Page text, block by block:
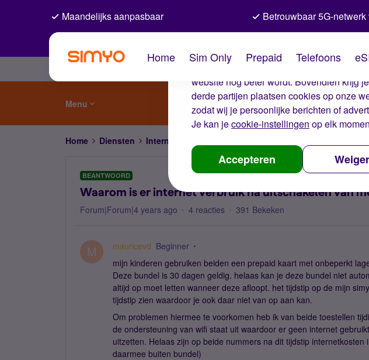
De cookies van Simyo
Wij gebruiken cookies op onze website.
website nog beter wordt. Bovendien krijg
derde partijen plaatsen cookies op onze
zodat wij je persoonlijke berichten of
Je kan jecookie-instellingen op elk
Accepteren
Maandelijks aanpasbaar Betrouwbaar 5G-netwerk
Home Sim Only Prepaid Telefoons
Menu
Home Diensten Internet, 4G en 5G
BEANTWOORD
Waarom is er internet verbruik na uitschakelen van
Forum|Forum|4 years ago 4 reacties 391 Bekeken
M mauricevd Beginner
mijn kinderen gebruiken beiden een prepaid kaart met onbeperkt
Deze bundel is 30 dagen geldig. helaas kan je deze bundel niet
altijd op moet letten wanneer deze afloopt. het tijdstip op de mijn
tijdstip zien waardoor je ook daar niet van op aan kan.
Om problemen hiermee te voorkomen heb ik van beide toestellen
de ondersteuning van wifi staat uit waardoor er geen internet
uitzetten. Helaas zijn op beide nummers na dit tijdstip internetkosten
daarmee buiten bundel)